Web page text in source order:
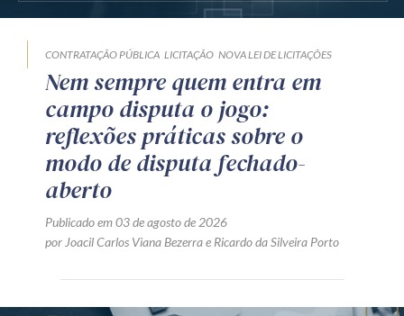
CONTRATAÇÃO PÚBLICA LICITAÇÃO NOVA LEI DE LICITAÇÕES
Nem sempre quem entra em
campo disputa o jogo:
reflexões práticas sobre o
modo de disputa fechado-
aberto
Publicado em 03 de agosto de 2026
por Joacil Carlos Viana Bezerrae Ricardo da Silveira Porto